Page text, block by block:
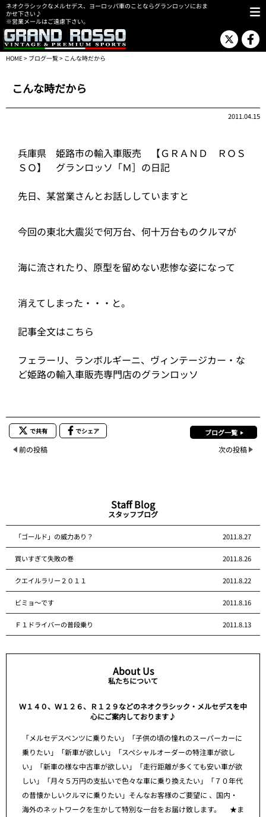
ネオクラシックなメルセデス、ヨーロッパ車のことならグランロッソにおま
かせ下さい♪
※営業メールはご遠慮下さい。
HOME> ブログ一覧> こんな時だから
こんな時だから
2011.04.15
兵庫県 姫路市の輸入車販売 【ＧＲＡＮＤ ＲＯＳ
ＳＯ】 グランロッソ「Ｍ］の日記
先日、某営業さんとお話ししていますと
今回の東北大震災で何万台、何十万台ものクルマが
海に流されたり、原型を留めない悲惨な姿になって
消えてしまった・・・と。
記事全文はこちら
フェラーリ、ランボルギーニ、ヴィンテージカー・な
ど姫路の輸入車販売専門店のグランロッソ
で共有 でシェア ブログ一覧
前の投稿 次の投稿
Staff Blog
スタッフブログ
「ゴールド」の威力あり？ 2011.8.27
買いすぎて失敗の巻 2011.8.26
クエイルラリー２０１１ 2011.8.22
ビミョ～です 2011.8.16
Ｆ１ドライバーの普段乗り 2011.8.13
About Us
私たちについて
Ｗ１４０、Ｗ１２６、Ｒ１２９などのネオクラシック・メルセデスを中
心にご案内しております♪
「メルセデスベンツに乗りたい」「子供の頃の憧れのスーパーカーに
乗りたい」「新車が欲しい」「スペシャルオーダーの特注車が欲し
い」「新車の様な中古車が欲しい」「走行距離が多くても安い車が欲
しい」「月々５万円の支払いで色々な車に乗り換えたい」「７０年代
の昔懐かしいクルマに乗りたい」そんなお客様のご要望に 、国内・
海外のネットワークを生かして特別な一台をお届け致します。 ★ま